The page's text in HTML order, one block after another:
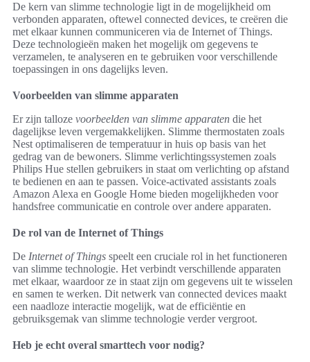
De kern van slimme technologie ligt in de mogelijkheid om
verbonden apparaten, oftewel connected devices, te creëren die
met elkaar kunnen communiceren via de Internet of Things.
Deze technologieën maken het mogelijk om gegevens te
verzamelen, te analyseren en te gebruiken voor verschillende
toepassingen in ons dagelijks leven.
Voorbeelden van slimme apparaten
Er zijn talloze voorbeelden van slimme apparaten die het
dagelijkse leven vergemakkelijken. Slimme thermostaten zoals
Nest optimaliseren de temperatuur in huis op basis van het
gedrag van de bewoners. Slimme verlichtingssystemen zoals
Philips Hue stellen gebruikers in staat om verlichting op afstand
te bedienen en aan te passen. Voice-activated assistants zoals
Amazon Alexa en Google Home bieden mogelijkheden voor
handsfree communicatie en controle over andere apparaten.
De rol van de Internet of Things
De Internet of Things speelt een cruciale rol in het functioneren
van slimme technologie. Het verbindt verschillende apparaten
met elkaar, waardoor ze in staat zijn om gegevens uit te wisselen
en samen te werken. Dit netwerk van connected devices maakt
een naadloze interactie mogelijk, wat de efficiëntie en
gebruiksgemak van slimme technologie verder vergroot.
Heb je echt overal smarttech voor nodig?